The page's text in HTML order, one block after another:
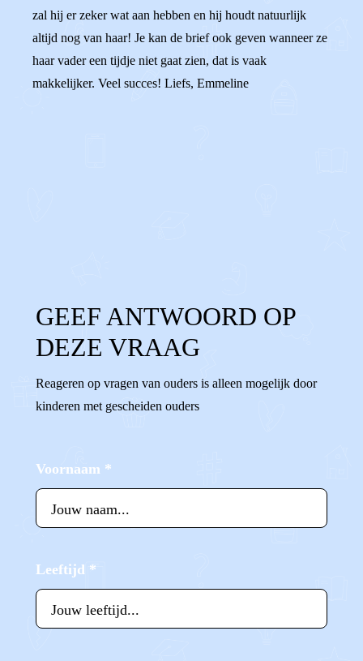
zal hij er zeker wat aan hebben en hij houdt natuurlijk
altijd nog van haar! Je kan de brief ook geven wanneer ze
haar vader een tijdje niet gaat zien, dat is vaak
makkelijker. Veel succes! Liefs, Emmeline
GEEF ANTWOORD OP
DEZE VRAAG
Reageren op vragen van ouders is alleen mogelijk door
kinderen met gescheiden ouders
Voornaam *
Leeftijd *